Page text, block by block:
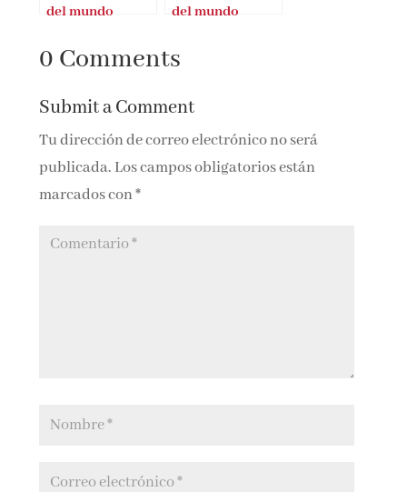
del mundo
del mundo
0 Comments
Submit a Comment
Tu dirección de correo electrónico no será
publicada. Los campos obligatorios están
marcados con*